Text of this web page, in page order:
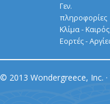
Γεν.
πληροφορίες
Κλίμα - Καιρός
Εορτές -
© 2013 Wondergreece, Inc. ·